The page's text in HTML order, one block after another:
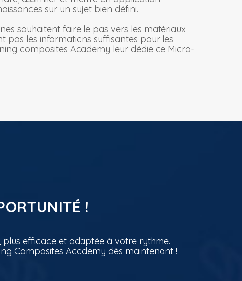
sur un sujet bien défini.
souhaitent faire le pas vers les matériaux
pas les informations suffisantes pour les
composites Academy leur dédie ce Micro-
!
plus efficace et adaptée à votre rythme.
Composites Academy dès maintenant !